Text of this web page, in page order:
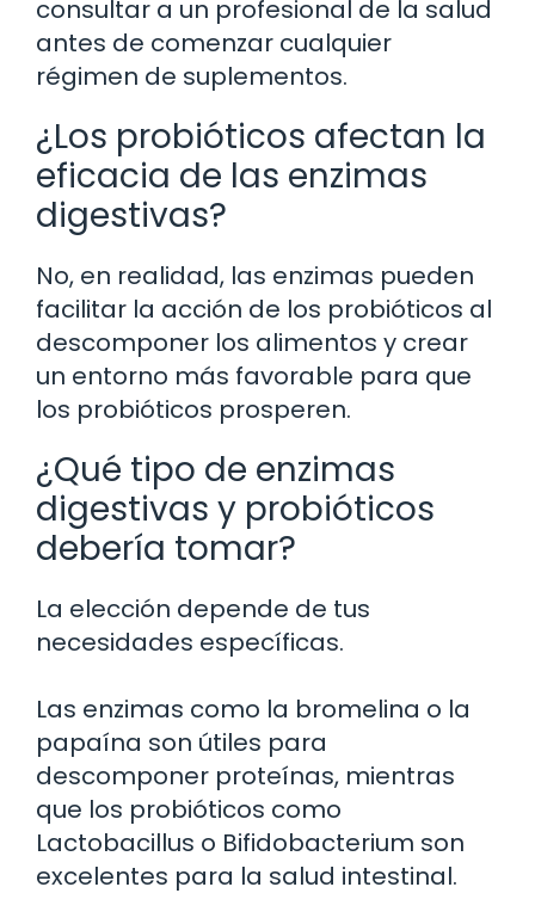
consultar a un profesional de la salud
antes de comenzar cualquier
régimen de suplementos.
¿Los probióticos afectan la
eficacia de las enzimas
digestivas?
No, en realidad, las enzimas pueden
facilitar la acción de los probióticos al
descomponer los alimentos y crear
un entorno más favorable para que
los probióticos prosperen.
¿Qué tipo de enzimas
digestivas y probióticos
debería tomar?
La elección depende de tus
necesidades específicas.
Las enzimas como la bromelina o la
papaína son útiles para
descomponer proteínas, mientras
que los probióticos como
Lactobacillus o Bifidobacterium son
excelentes para la salud intestinal.